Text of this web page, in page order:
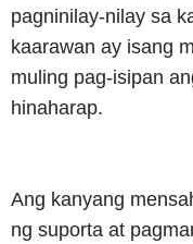
pagninilay-nilay sa
kaarawan ay isang
muling pag-isipan
hinaharap.
Ang kanyang
ng suporta at